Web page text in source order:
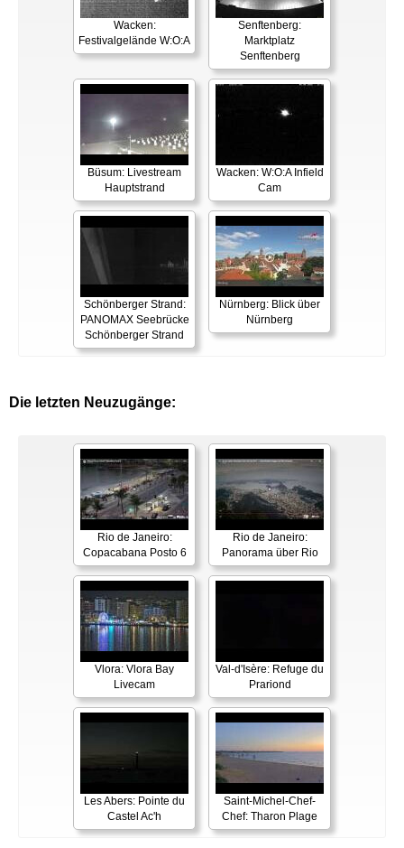
Wacken:
Festivalgelände W:O:A
Senftenberg:
Marktplatz
Senftenberg
Büsum: Livestream
Hauptstrand
Wacken: W:O:A Infield
Cam
Schönberger Strand:
PANOMAX Seebrücke
Schönberger Strand
Nürnberg: Blick über
Nürnberg
Die letzten Neuzugänge:
Rio de Janeiro:
Copacabana Posto 6
Rio de Janeiro:
Panorama über Rio
Vlora: Vlora Bay
Livecam
Val-d'Isère: Refuge du
Prariond
Les Abers: Pointe du
Castel Ac'h
Saint-Michel-Chef-
Chef: Tharon Plage